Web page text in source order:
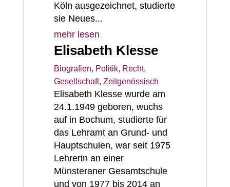
Köln ausgezeichnet, studierte
sie Neues...
mehr lesen
Elisabeth Klesse
Biografien, Politik, Recht,
Gesellschaft,Zeitgenössisch
Elisabeth Klesse wurde am
24.1.1949 geboren, wuchs
auf in Bochum, studierte für
das Lehramt an Grund- und
Hauptschulen, war seit 1975
Lehrerin an einer
Münsteraner Gesamtschule
und von 1977 bis 2014 an